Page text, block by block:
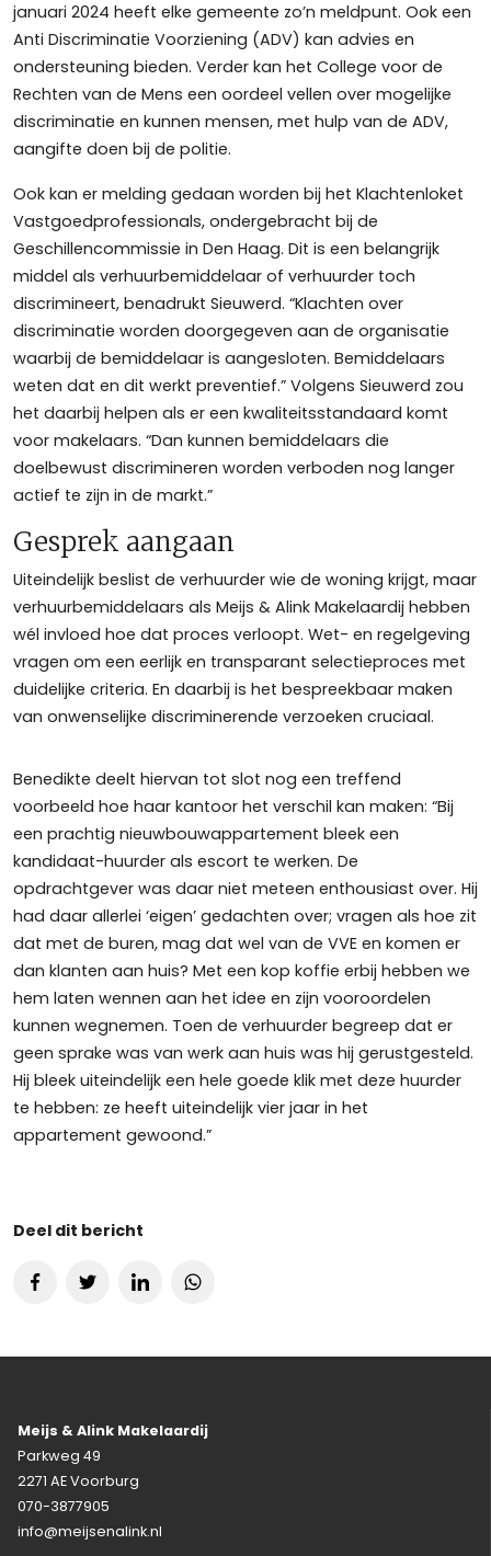
januari 2024 heeft elke gemeente zo’n meldpunt. Ook een
Anti Discriminatie Voorziening (ADV) kan advies en
ondersteuning bieden. Verder kan het College voor de
Rechten van de Mens een oordeel vellen over mogelijke
discriminatie en kunnen mensen, met hulp van de ADV,
aangifte doen bij de politie.
Ook kan er melding gedaan worden bij het Klachtenloket
Vastgoedprofessionals, ondergebracht bij de
Geschillencommissie in Den Haag. Dit is een belangrijk
middel als verhuurbemiddelaar of verhuurder toch
discrimineert, benadrukt Sieuwerd. “Klachten over
discriminatie worden doorgegeven aan de organisatie
waarbij de bemiddelaar is aangesloten. Bemiddelaars
weten dat en dit werkt preventief.” Volgens Sieuwerd zou
het daarbij helpen als er een kwaliteitsstandaard komt
voor makelaars. “Dan kunnen bemiddelaars die
doelbewust discrimineren worden verboden nog langer
actief te zijn in de markt.”
Gesprek aangaan
Uiteindelijk beslist de verhuurder wie de woning krijgt, maar
verhuurbemiddelaars als Meijs & Alink Makelaardij hebben
wél invloed hoe dat proces verloopt. Wet- en regelgeving
vragen om een eerlijk en transparant selectieproces met
duidelijke criteria. En daarbij is het bespreekbaar maken
van onwenselijke discriminerende verzoeken cruciaal.
Benedikte deelt hiervan tot slot nog een treffend
voorbeeld hoe haar kantoor het verschil kan maken: “Bij
een prachtig nieuwbouwappartement bleek een
kandidaat-huurder als escort te werken. De
opdrachtgever was daar niet meteen enthousiast over. Hij
had daar allerlei ‘eigen’ gedachten over; vragen als hoe zit
dat met de buren, mag dat wel van de VVE en komen er
dan klanten aan huis? Met een kop koffie erbij hebben we
hem laten wennen aan het idee en zijn vooroordelen
kunnen wegnemen. Toen de verhuurder begreep dat er
geen sprake was van werk aan huis was hij gerustgesteld.
Hij bleek uiteindelijk een hele goede klik met deze huurder
te hebben: ze heeft uiteindelijk vier jaar in het
appartement gewoond.”
Deel dit bericht
Meijs & Alink Makelaardij
Parkweg 49
2271 AE Voorburg
070-3877905
info@meijsenalink.nl